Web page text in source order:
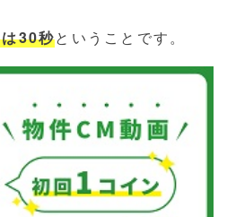
30秒ということです。